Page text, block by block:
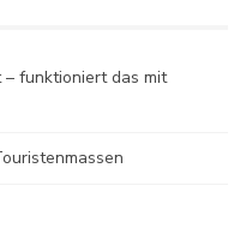
funktioniert das mit